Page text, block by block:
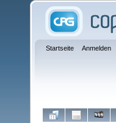
Startseite Anmelden